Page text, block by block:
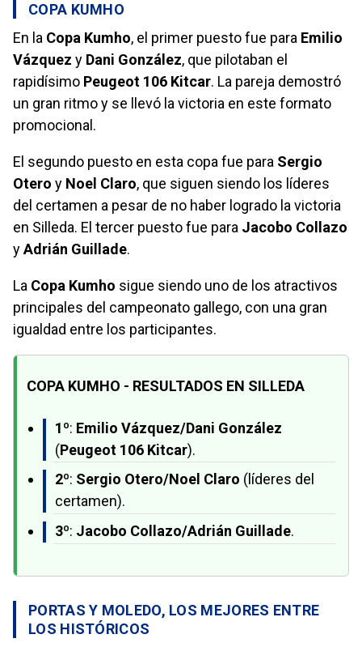
COPA KUMHO
En la Copa Kumho, el primer puesto fue para Emilio
Vázquez y Dani González, que pilotaban el
rapidísimo Peugeot 106 Kitcar. La pareja demostró
un gran ritmo y se llevó la victoria en este formato
promocional.
El segundo puesto en esta copa fue para Sergio
Otero y Noel Claro, que siguen siendo los líderes
del certamen a pesar de no haber logrado la victoria
en Silleda. El tercer puesto fue para Jacobo Collazo
yAdrián Guillade.
La Copa Kumho sigue siendo uno de los atractivos
principales del campeonato gallego, con una gran
igualdad entre los participantes.
COPA KUMHO - RESULTADOS EN SILLEDA
1º: Emilio Vázquez/Dani González
(Peugeot 106 Kitcar).
2º: Sergio Otero/Noel Claro (líderes del
certamen).
3º: Jacobo Collazo/Adrián Guillade.
PORTAS Y MOLEDO, LOS MEJORES ENTRE
LOS HISTÓRICOS